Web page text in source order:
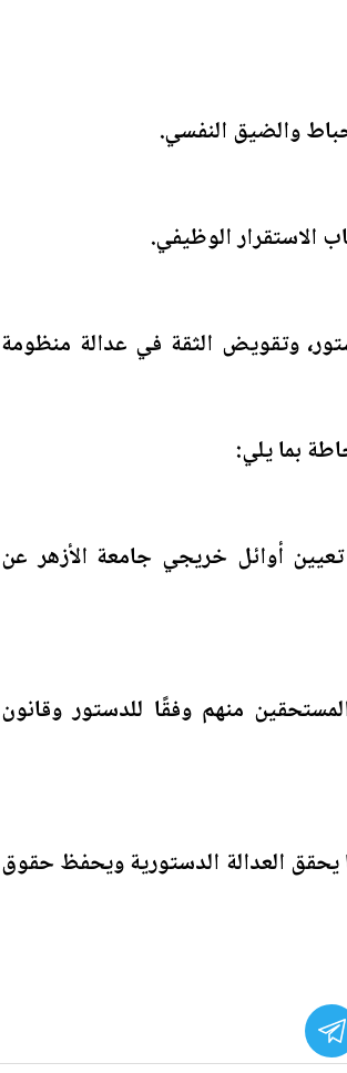
والضيق النفسي.
الاستقرار الوظيفي.
وتقويض الثقة في عدالة منظومة
بما يلي:
تعيين أوائل خريجي جامعة الأزهر عن
منهم وفقًا للدستور وقانون
يحقق العدالة الدستورية ويحفظ حقوق